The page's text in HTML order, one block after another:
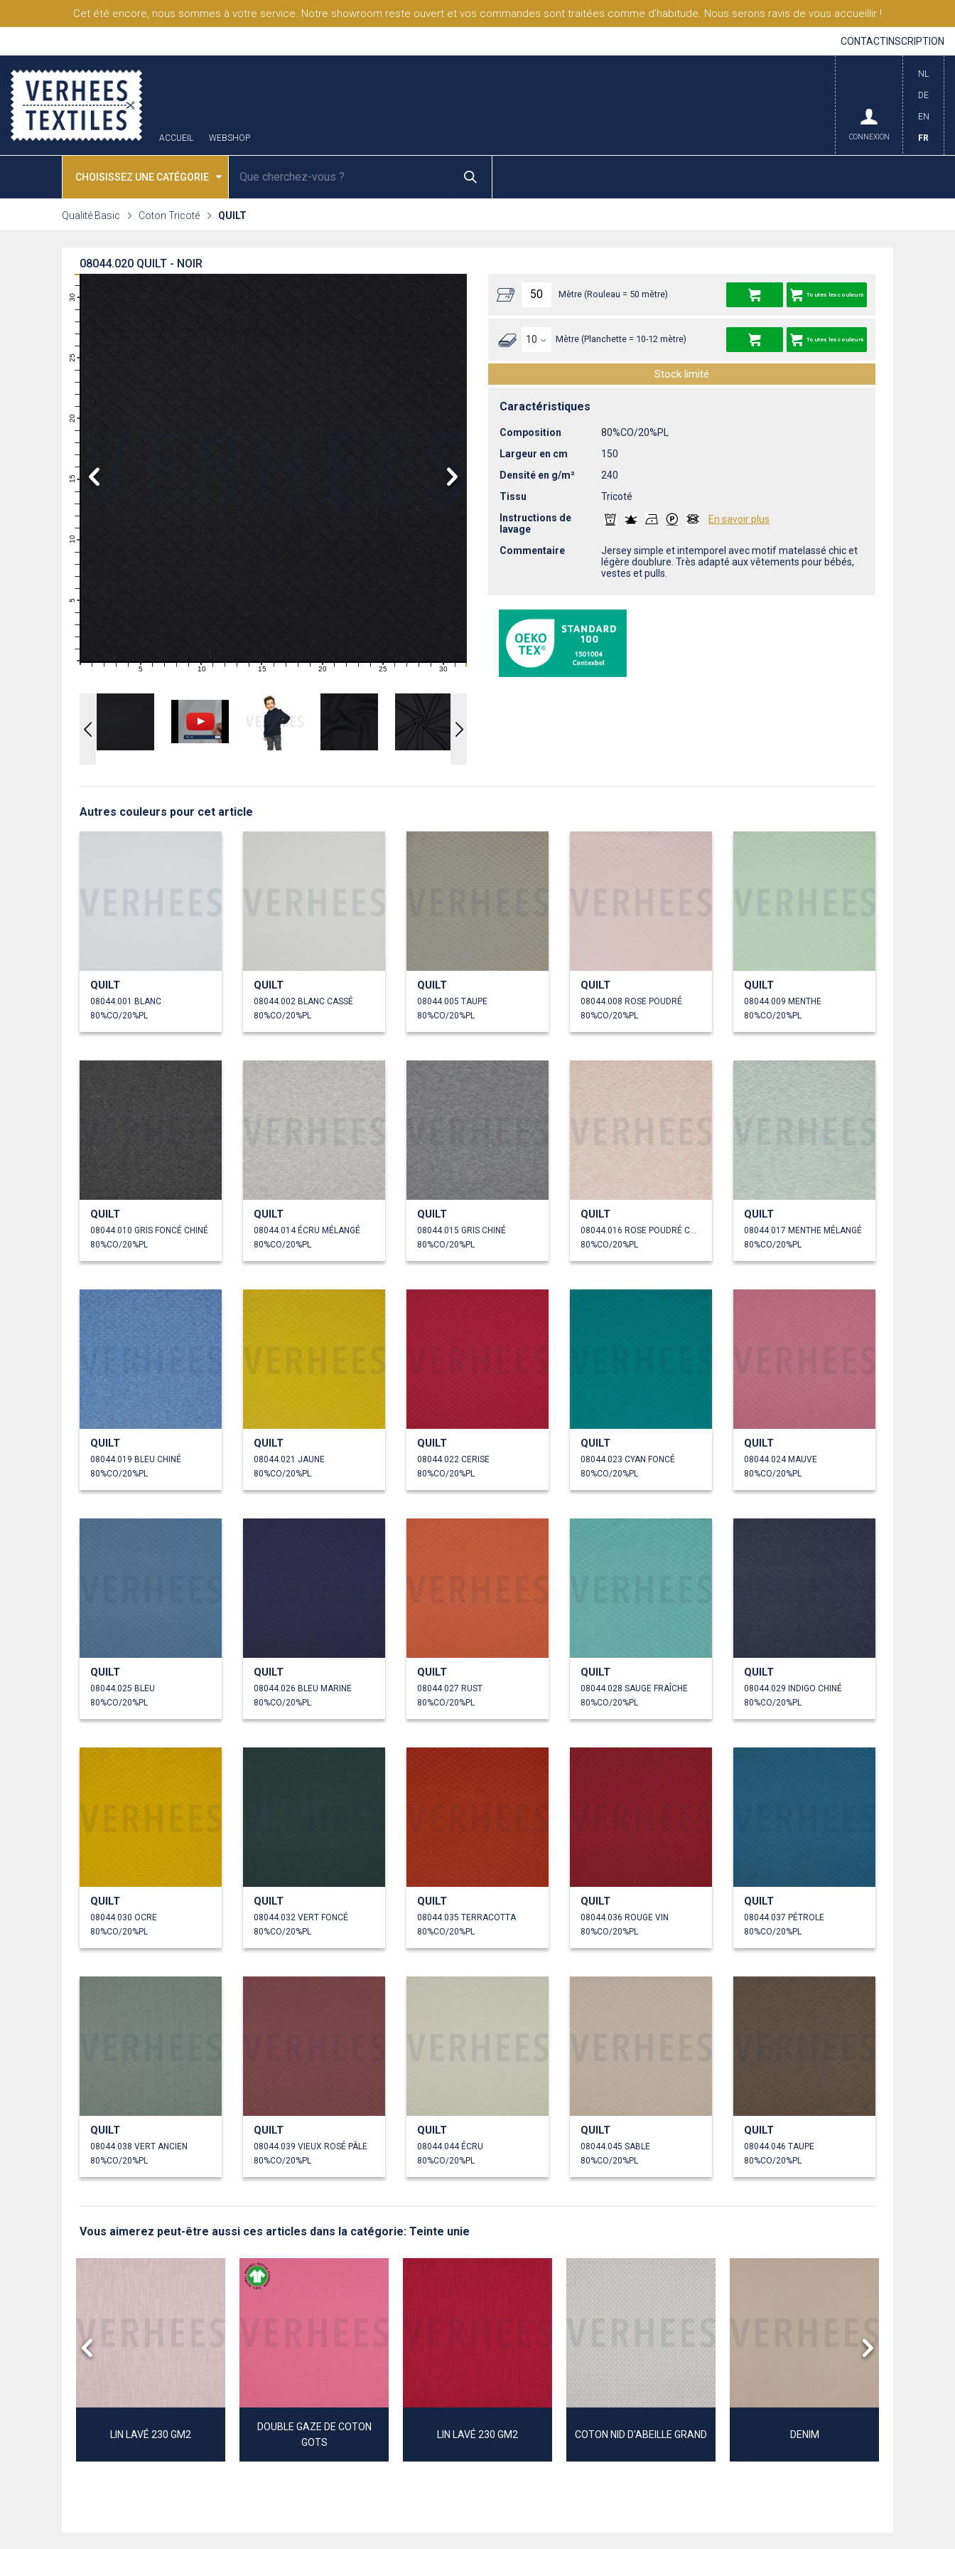
Cet été encore, nous sommes à votre service. Notre showroom reste ouvert et vos commandes sont traitées comme d'habitude. Nous serons ravis de vous accueillir !
CONTACT INSCRIPTION
ACCUEIL WEBSHOP
NL
DE
EN
FR
CONNEXION
CHOISISSEZ UNE CATÉGORIE
Qualité Basic Coton Tricoté QUILT
QUILT - NOIR
08044.020
10
11
12
13
14
15
16
17
18
19
20
21
22
23
24
25
26
27
28
29
30
1 2 3 4 6 7 8 9 11 12 13 14 16 17 18 19 21 22 23 24 26 27 28 29 31
Mètre (Rouleau = 50 mètre) Toutes les couleurs
Mètre (Planchette = 10-12 mètre) Toutes les couleurs
Stock limité
Caractéristiques
Composition
80%CO/20%PL
Largeur en cm
150
Densité en g/m²
240
Tissu
Tricoté
Instructions de
lavage
En savoir plus
Commentaire
Jersey simple et intemporel avec motif matelassé chic et
légère doublure. Très adapté aux vêtements pour bébés,
vestes et pulls.
Autres couleurs pour cet article
QUILT
08044.001 BLANC
80%CO/20%PL
QUILT
08044.002 BLANC CASSÉ
80%CO/20%PL
QUILT
08044.005 TAUPE
80%CO/20%PL
QUILT
08044.008 ROSE POUDRÉ
80%CO/20%PL
QUILT
08044.009 MENTHE
80%CO/20%PL
QUILT
08044.010 GRIS FONCÉ CHINÉ
80%CO/20%PL
QUILT
08044.014 ÉCRU MÉLANGÉ
80%CO/20%PL
QUILT
08044.015 GRIS CHINÉ
80%CO/20%PL
QUILT
80%CO/20%PL
QUILT
08044.017 MENTHE MÉLANGÉ
80%CO/20%PL
QUILT
08044.019 BLEU CHINÉ
80%CO/20%PL
QUILT
08044.021 JAUNE
80%CO/20%PL
QUILT
08044.022 CERISE
80%CO/20%PL
QUILT
08044.023 CYAN FONCÉ
80%CO/20%PL
QUILT
08044.024 MAUVE
80%CO/20%PL
QUILT
08044.025 BLEU
80%CO/20%PL
QUILT
08044.026 BLEU MARINE
80%CO/20%PL
QUILT
08044.027 RUST
80%CO/20%PL
QUILT
08044.028 SAUGE FRAÎCHE
80%CO/20%PL
QUILT
08044.029 INDIGO CHINÉ
80%CO/20%PL
QUILT
08044.030 OCRE
80%CO/20%PL
QUILT
08044.032 VERT FONCÉ
80%CO/20%PL
QUILT
08044.035 TERRACOTTA
80%CO/20%PL
QUILT
08044.036 ROUGE VIN
80%CO/20%PL
QUILT
08044.037 PÉTROLE
80%CO/20%PL
QUILT
08044.038 VERT ANCIEN
80%CO/20%PL
QUILT
08044.039 VIEUX ROSÉ PÂLE
80%CO/20%PL
QUILT
08044.044 ÉCRU
80%CO/20%PL
QUILT
08044.045 SABLE
80%CO/20%PL
QUILT
08044.046 TAUPE
80%CO/20%PL
Vous aimerez peut-être aussi ces articles dans la catégorie: Teinte unie
LIN LAVÉ 230 GM2
DOUBLE GAZE DE COTON
GOTS
LIN LAVÉ 230 GM2 COTON NID D'ABEILLE GRAND DENIM